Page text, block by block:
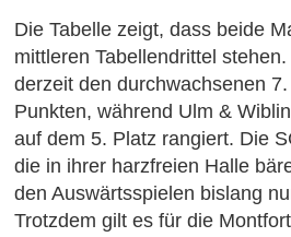
Die Tabelle zeigt, dass beide
mittleren Tabellendrittel
derzeit den durchwachsenen
Punkten, während Ulm &
auf dem 5. Platz rangiert. Die
die in ihrer harzfreien Halle
den Auswärtsspielen bislang
Trotzdem gilt es für die